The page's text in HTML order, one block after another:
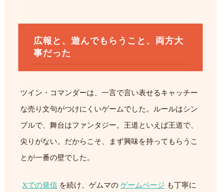
広報と、遊んでもらうこと、両方大
事だった
ツイン・コマンダーは、一言で言い表せるキャッチー
な売り文句がつけにくいゲームでした。ルールはシン
プルで、舞台はファンタジー。王道といえば王道で、
尖りがない。だからこそ、まず興味を持ってもらうこ
とが一番の壁でした。
Xでの発信 を続け、ゲムマの ゲームページ も丁寧に